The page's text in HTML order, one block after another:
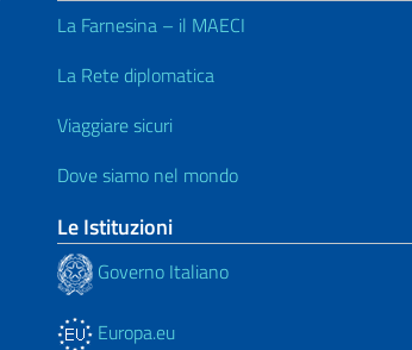
La Farnesina – il MAECI
La Rete diplomatica
Viaggiare sicuri
Dove siamo nel mondo
Le Istituzioni
Governo Italiano
Europa.eu